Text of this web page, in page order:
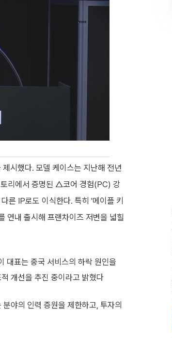
시했다. 모델 케이스는 지난해 전년
리에서 증명된 △코어 경험(PC) 강
IP로도 이식한다. 특히 '메이플 키
연내 출시해 프랜차이즈 저변을 넓힐
대표는 중국 서비스의 하락 원인을
개선을 추진 중이라고 밝혔다
야의 인력 증원을 제한하고, 투자의